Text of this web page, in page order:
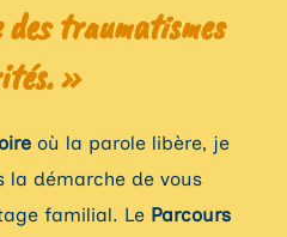
traumatismes
»
où la parole libère, je
la démarche de vous
familial. Le Parcours